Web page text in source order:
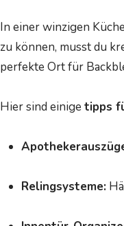
In einer winzigen
zu können, musst du
perfekte Ort für
Hier sind einige tipps
Relingsysteme: